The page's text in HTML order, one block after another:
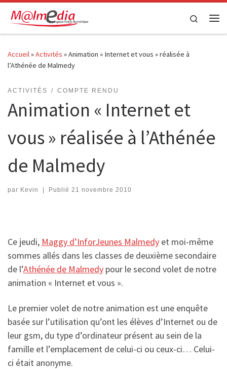
Passer au contenu
Search
Accueil»Activités »Animation « Internet et vous » réalisée à
l’Athénée de Malmedy
ACTIVITÉS COMPTE RENDU
Animation « Internet et
vous » réalisée à l’Athénée
de Malmedy
par Kevin | Publié 21 novembre 2010
Ce jeudi, Maggy d’InforJeunes Malmedy et moi-même
sommes allés dans les classes de deuxième secondaire
de l’Athénée de Malmedy pour le second volet de notre
animation « Internet et vous ».
Le premier volet de notre animation est une enquête
basée sur l’utilisation qu’ont les élèves d’Internet ou de
leur gsm, du type d’ordinateur présent au sein de la
famille et l’emplacement de celui-ci ou ceux-ci… Celui-
ci était anonyme.